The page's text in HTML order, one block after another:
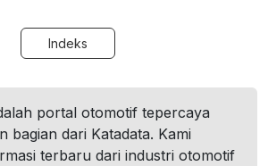
Indeks
portal otomotif tepercaya
bagian dari Katadata. Kami
terbaru dari industri otomotif